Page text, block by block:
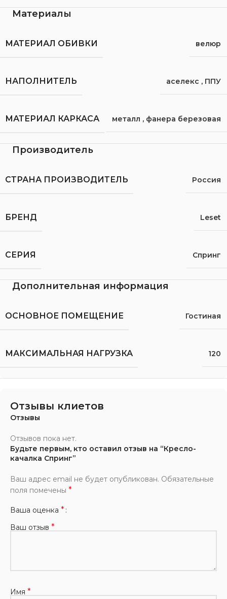
Материалы
МАТЕРИАЛ ОБИВКИ велюр
НАПОЛНИТЕЛЬ аселекс , ППУ
МАТЕРИАЛ КАРКАСА металл , фанера березовая
Производитель
СТРАНА ПРОИЗВОДИТЕЛЬ Россия
БРЕНД Leset
СЕРИЯ Спринг
Дополнительная информация
ОСНОВНОЕ ПОМЕЩЕНИЕ Гостиная
МАКСИМАЛЬНАЯ НАГРУЗКА 120
Отзывы клиетов
Отзывы
Отзывов пока нет.
Будьте первым, кто оставил отзыв на “Кресло-
качалка Спринг”
Ваш адрес email не будет опубликован. Обязательные
поля помечены *
Ваша оценка *
Ваш отзыв *
Имя *